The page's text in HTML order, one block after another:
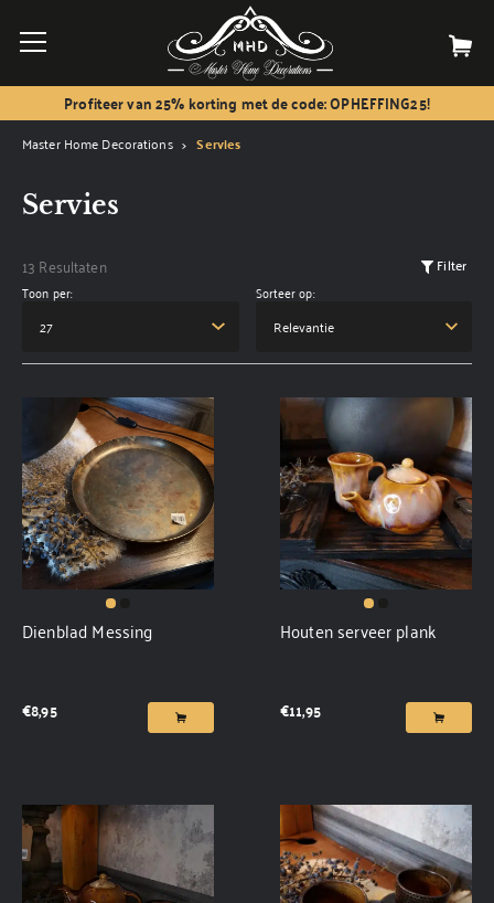
Profiteer van 25% korting met de code: OPHEFFING25!
Master Home Decorations Servies
Servies
13 Resultaten
Filter
Toon per:
Sorteer op:
Dienblad Messing
€8,95
Houten serveer plank
€11,95